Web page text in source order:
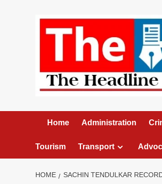
Home Administration
Tourism Transport
HOME SACHIN TENDULKAR